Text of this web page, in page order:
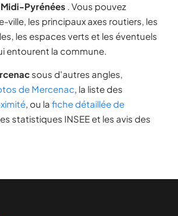
Midi-Pyrénées . Vous pouvez
ville, les principaux axes routiers, les
les espaces verts et les éventuels
entourent la commune.
sous d'autres angles,
de Mercenac, la liste des
, ou la fiche détaillée de
statistiques INSEE et les avis des